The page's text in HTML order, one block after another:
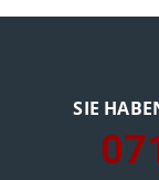
SIE